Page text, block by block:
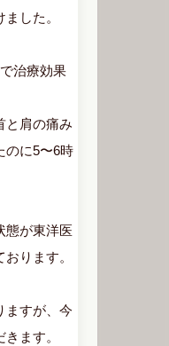
した。
治療効果
と肩の痛み
のに5〜6時
態が東洋医
ります。
ますが、今
ます。